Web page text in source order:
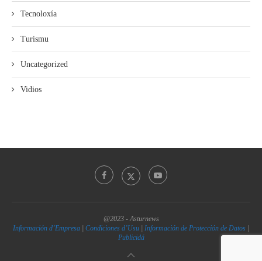
Tecnoloxía
Turismu
Uncategorized
Vidios
@2023 - Asturnews
Información d’Empresa | Condiciones d’Usu | Información de Protección de Datos |
Publicidá